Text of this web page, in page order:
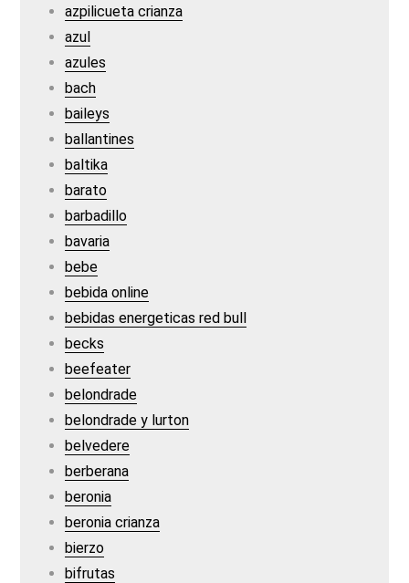
azpilicueta crianza
azul
azules
bach
baileys
ballantines
baltika
barato
barbadillo
bavaria
bebe
bebida online
bebidas energeticas red bull
becks
beefeater
belondrade
belondrade y lurton
belvedere
berberana
beronia
beronia crianza
bierzo
bifrutas